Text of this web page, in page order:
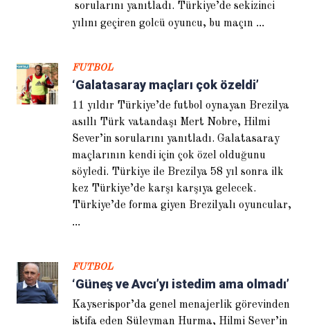
Abdullah Avcı: Eleştiri Terim’e
değil Türk futboluna
Helder Postiga: Galatasaray
beni iki kez istedi
sorularını yanıtladı. Türkiye’de sekizinci
yılını geçiren golcü oyuncu, bu maçın ...
FUTBOL
‘Galatasaray maçları çok özeldi’
11 yıldır Türkiye’de futbol oynayan Brezilya
asıllı Türk vatandaşı Mert Nobre, Hilmi
Sever’in sorularını yanıtladı. Galatasaray
maçlarının kendi için çok özel olduğunu
söyledi. Türkiye ile Brezilya 58 yıl sonra ilk
kez Türkiye’de karşı karşıya gelecek.
Türkiye’de forma giyen Brezilyalı oyuncular,
...
FUTBOL
‘Güneş ve Avcı’yı istedim ama olmadı’
Kayserispor’da genel menajerlik görevinden
istifa eden Süleyman Hurma, Hilmi Sever’in